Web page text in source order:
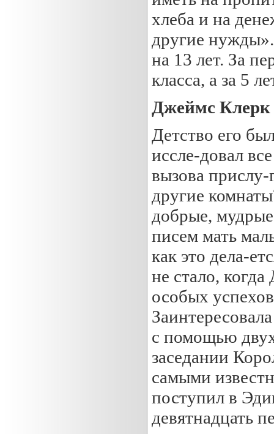
хлеба и на
другие
на 13 лет. За
класса, а за 5
Джеймс
Детство его
иссле-довал
вызова прислу-
другие
добрые,
писем мать
как это дела-
не стало,
особых
с помощью
заседании
самыми
поступил в
девятнадцать